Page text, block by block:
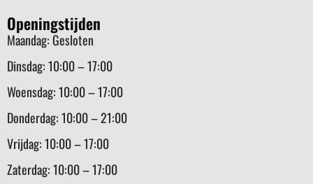
Openingstijden
Maandag: Gesloten
Dinsdag: 10:00 – 17:00
Woensdag: 10:00 – 17:00
Donderdag: 10:00 – 21:00
Vrijdag: 10:00 – 17:00
Zaterdag: 10:00 – 17:00